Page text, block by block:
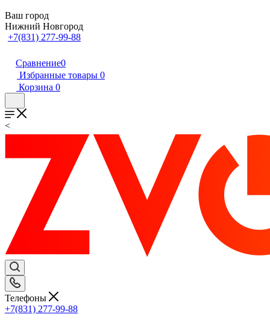
Ваш город
Нижний Новгород
+7(831) 277-99-88
Сравнение0
Избранные товары 0
Корзина 0
<
Телефоны
+7(831) 277-99-88